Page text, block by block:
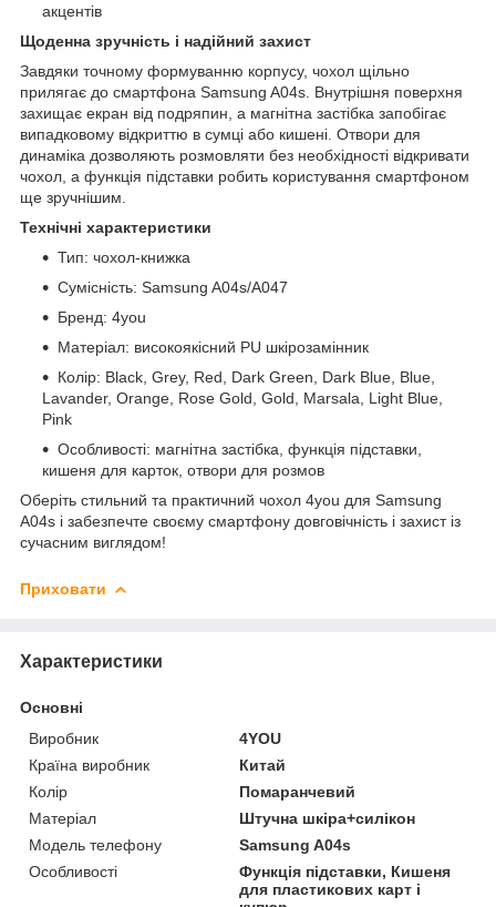
акцентів
Щоденна зручність і надійний захист
Завдяки точному формуванню корпусу, чохол щільно
прилягає до смартфона Samsung A04s. Внутрішня поверхня
захищає екран від подряпин, а магнітна застібка запобігає
випадковому відкриттю в сумці або кишені. Отвори для
динаміка дозволяють розмовляти без необхідності відкривати
чохол, а функція підставки робить користування смартфоном
ще зручнішим.
Технічні характеристики
Тип: чохол-книжка
Сумісність: Samsung A04s/A047
Бренд: 4you
Матеріал: високоякісний PU шкірозамінник
Колір: Black, Grey, Red, Dark Green, Dark Blue, Blue,
Lavander, Orange, Rose Gold, Gold, Marsala, Light Blue,
Pink
Особливості: магнітна застібка, функція підставки,
кишеня для карток, отвори для розмов
Оберіть стильний та практичний чохол 4you для Samsung
A04s і забезпечте своєму смартфону довговічність і захист із
сучасним виглядом!
Приховати
Характеристики
Основні
Виробник
4YOU
Країна виробник
Китай
Колір
Помаранчевий
Матеріал
Штучна шкіра+силікон
Модель телефону
Samsung A04s
Особливості
Функція підставки, Кишеня
для пластикових карт і